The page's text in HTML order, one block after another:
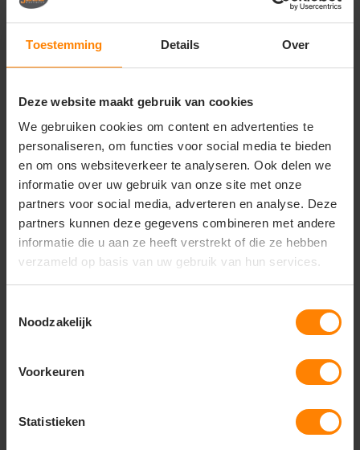
Toestemming Details Over
Deze website maakt gebruik van cookies
We gebruiken cookies om content en advertenties te
personaliseren, om functies voor social media te bieden
en om ons websiteverkeer te analyseren. Ook delen we
informatie over uw gebruik van onze site met onze
partners voor social media, adverteren en analyse. Deze
partners kunnen deze gegevens combineren met andere
informatie die u aan ze heeft verstrekt of die ze hebben
verzameld op basis van uw gebruik van hun services.
Noodzakelijk
Voorkeuren
Statistieken
Zakken: No pockets
Mouw: Lange mouwen
Vragen? Neem contact
op met onze
klantenservice
call +31(0)418 511 972
Dit vind je misschien ook leuk